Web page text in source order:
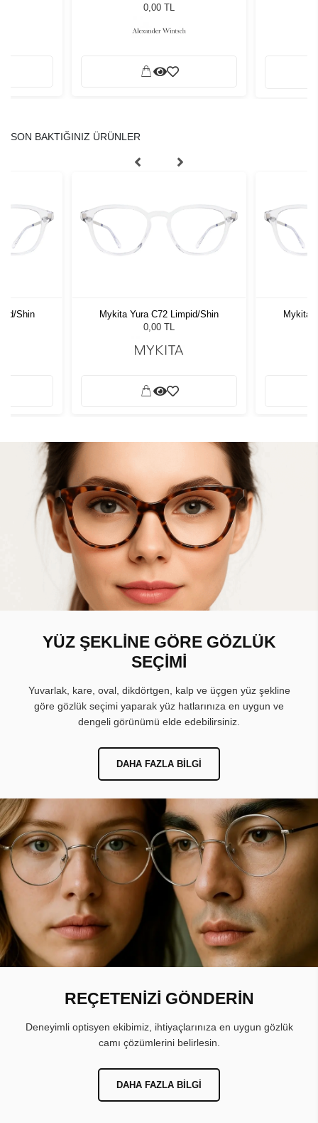
0,00 TL
SON BAKTIĞINIZ ÜRÜNLER
Shin
Mykita Yura C72 Limpid/Shin
0,00 TL
Mykita
YÜZ ŞEKLİNE GÖRE GÖZLÜK
SEÇİMİ
Yuvarlak, kare, oval, dikdörtgen, kalp ve üçgen yüz şekline
göre gözlük seçimi yaparak yüz hatlarınıza en uygun ve
dengeli görünümü elde edebilirsiniz.
DAHA FAZLA BILGI
REÇETENİZİ GÖNDERİN
Deneyimli optisyen ekibimiz, ihtiyaçlarınıza en uygun gözlük
camı çözümlerini belirlesin.
DAHA FAZLA BILGI